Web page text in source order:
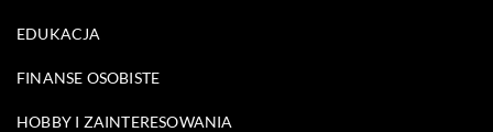
EDUKACJA
FINANSE OSOBISTE
HOBBY I ZAINTERESOWANIA